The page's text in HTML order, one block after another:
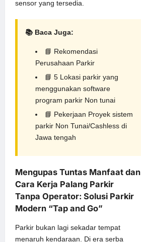
sensor yang tersedia.
📚 Baca Juga:
📘 Rekomendasi
Perusahaan Parkir
📘 5 Lokasi parkir yang
menggunakan software
program parkir Non tunai
📘 Pekerjaan Proyek sistem
parkir Non Tunai/Cashless di
Jawa tengah
Mengupas Tuntas Manfaat dan
Cara Kerja Palang Parkir
Tanpa Operator: Solusi Parkir
Modern “Tap and Go”
Parkir bukan lagi sekadar tempat
menaruh kendaraan. Di era serba